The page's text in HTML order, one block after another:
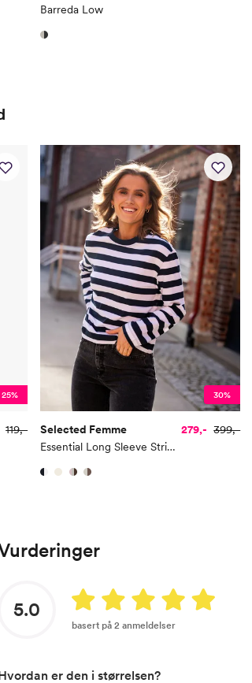
Barreda Low
25%
119,-
30%
Selected Femme
Essential Long Sleeve Striped Boxy Tee
279,- 399,-
5.0
basert på 2 anmeldelser
er den i størrelsen?